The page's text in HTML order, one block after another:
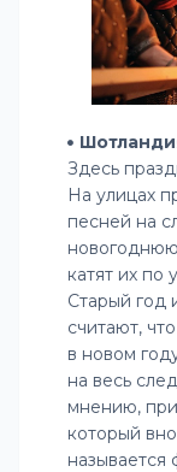
Здесь
На улицах
песней на
катят их по
Старый год
считают,
в новом
на весь
мнению,
который
называется